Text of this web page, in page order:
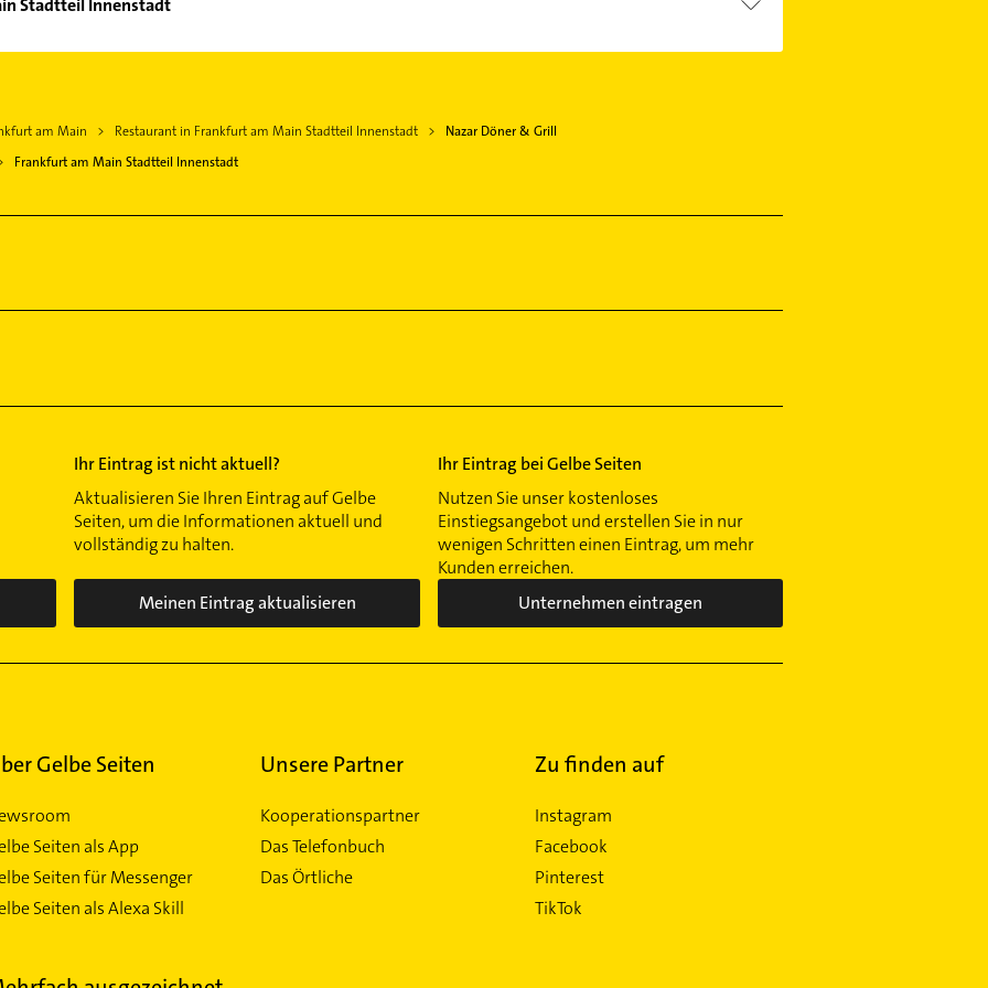
am Main Restaurant in Frankfurt am Main Stadtteil Innenstadt
Nazar Döner & Grill
Frankfurt am Main Stadtteil Innenstadt
Ihr Eintrag ist nicht aktuell?
Aktualisieren Sie Ihren Eintrag auf Gelbe
Seiten, um die Informationen aktuell und
vollständig zu halten.
Meinen Eintrag aktualisieren
Ihr Eintrag bei Gelbe Seiten
Nutzen Sie unser kostenloses
Einstiegsangebot und erstellen Sie in nur
wenigen Schritten einen Eintrag, um mehr
Kunden erreichen.
Unternehmen eintragen
Gelbe Seiten
Seiten als App
Seiten für Messenger
Seiten als Alexa Skill
Unsere Partner
Kooperationspartner
Das Telefonbuch
Das Örtliche
Zu finden auf
Instagram
Facebook
Pinterest
TikTok